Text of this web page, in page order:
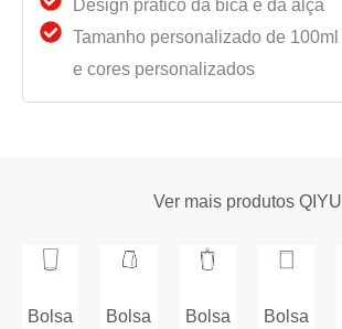
Design prático da bica e da alça
Tamanho personalizado de
e cores personalizados
Ver mais produtos QIYU
Bolsa
Bolsa
Bolsa
Bolsa